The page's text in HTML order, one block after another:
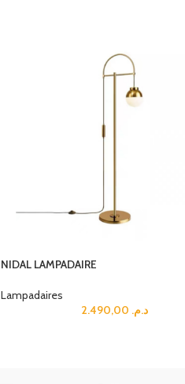
NIDAL LAMPADAIRE
Lampadaires
د.م.